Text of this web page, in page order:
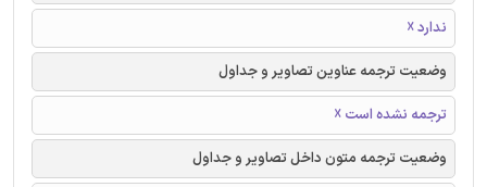
ندارد ☓
وضعیت ترجمه عناوین تصاویر و جداول
ترجمه نشده است ☓
وضعیت ترجمه متون داخل تصاویر و جداول